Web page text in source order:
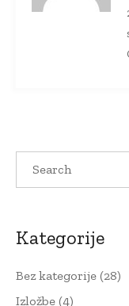
Kategorije
Bez kategorije (28)
Izložbe (4)